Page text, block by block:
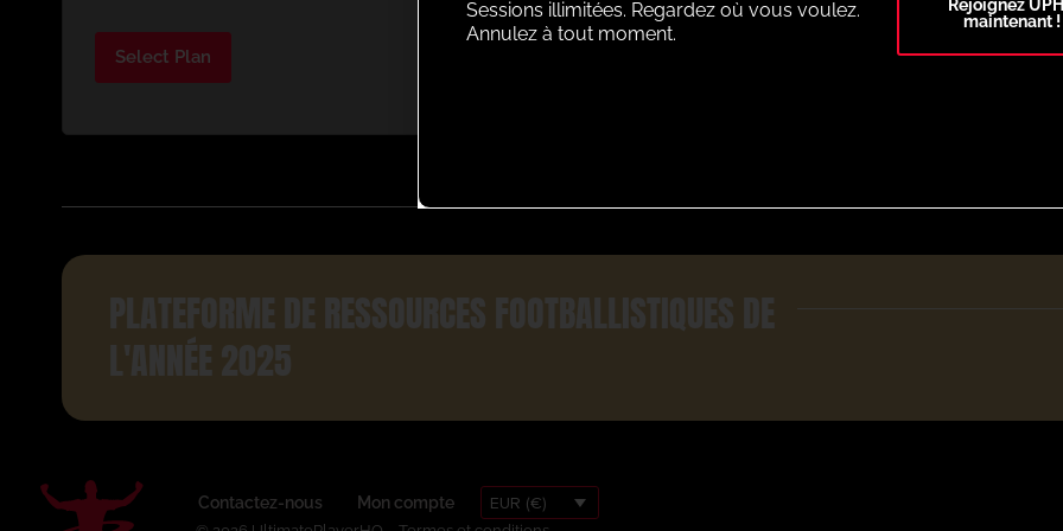
Select Plan
PLATEFORME DE RESSOURCES FOOTBALLISTIQUES DE
L'ANNÉE 2025
Contactez-nous Mon compte EUR (€)
Sessions illimitées. Regardez où vous voulez.
Annulez à tout moment.
Rejoignez
maintenant !